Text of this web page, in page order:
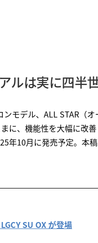
ルは実に四半
ンモデル、ALL STAR（
に、機能性を大幅に改
年10月に発売予定。本
SU OX が登場